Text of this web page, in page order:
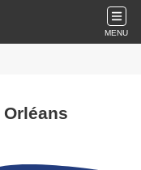
MENU